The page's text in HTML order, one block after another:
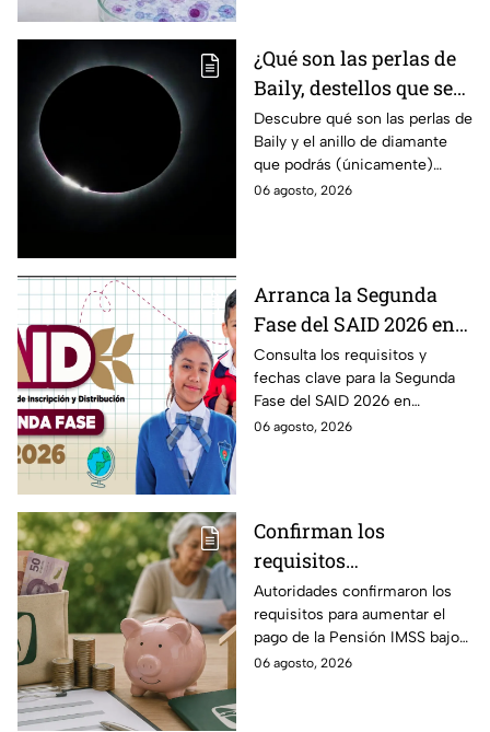
¿Qué son las perlas de
Baily, destellos que se
podrán ver
ÚNICAMENTE durante
el eclipse solar 2026 del
12 de agosto?
Descubre qué son las perlas de
Baily y el anillo de diamante
que podrás (únicamente)
observar durante el eclipse
06 agosto, 2026
Arranca la Segunda
Fase del SAID 2026 en
Edomex para grados
intermedios: Fechas
clave y requisitos para
cambios de escuela
Consulta los requisitos y
fechas clave para la Segunda
Fase del SAID 2026 en
Edomex y asegura el traslado
06 agosto, 2026
Confirman los
requisitos
indispensables para
incrementar el pago de
la Pensión IMSS bajo el
régimen de la Ley 73
Autoridades confirmaron los
requisitos para aumentar el
pago de la Pensión IMSS bajo
la Ley 73, ¿cuáles son?
06 agosto, 2026